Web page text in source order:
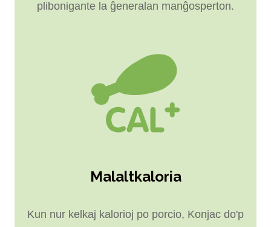
plibonigante la ĝeneralan manĝosperton.
Malaltkaloria
Kun nur kelkaj kalorioj po porcio, Konjac do'p